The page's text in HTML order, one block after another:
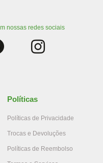
nossas redes sociais
Políticas
Políticas de Privacidade
Trocas e Devoluções
Políticas de Reembolso